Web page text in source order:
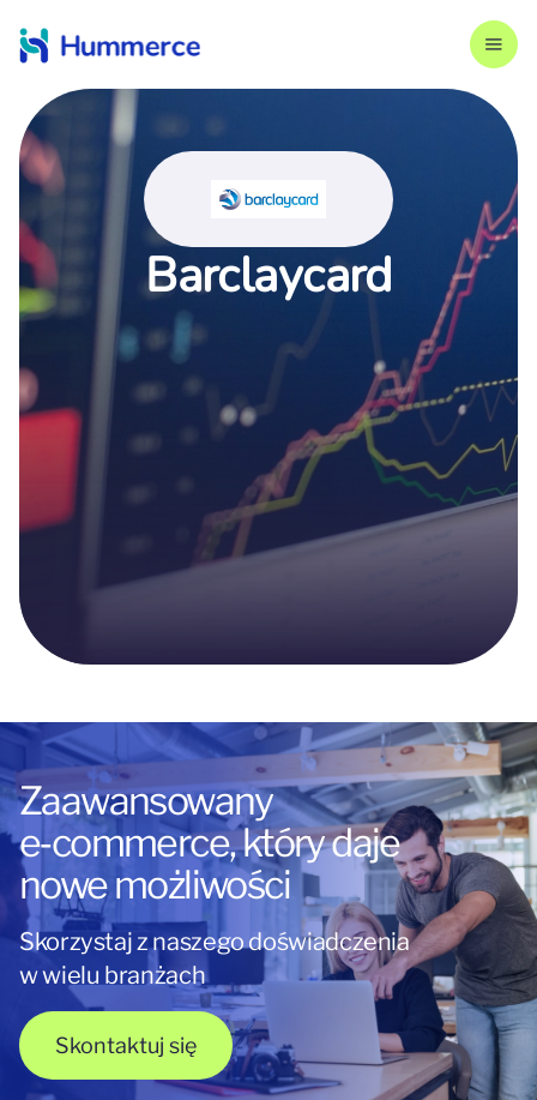
Barclaycard
Zaawansowany
e‑commerce, który daje
nowe możliwości
Skorzystaj z naszego doświadczenia
w wielu branżach
Skontaktuj się